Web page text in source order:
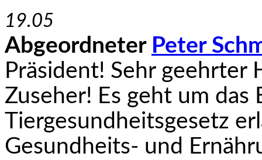
19.05
Abgeordneter Peter
Präsident! Sehr geehrter
Zuseher! Es geht um
Tiergesundheitsgesetz
Gesundheits- und